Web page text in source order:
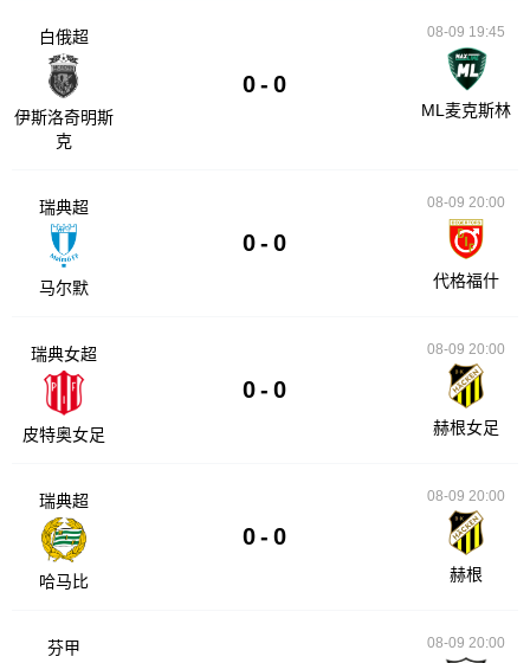
白俄超
伊斯洛奇明斯
克
0 - 0
08-09 19:45
ML麦克斯林
瑞典超
马尔默
0 - 0
08-09 20:00
代格福什
瑞典女超
皮特奥女足
0 - 0
08-09 20:00
赫根女足
瑞典超
哈马比
0 - 0
08-09 20:00
赫根
芬甲 08-09 20:00